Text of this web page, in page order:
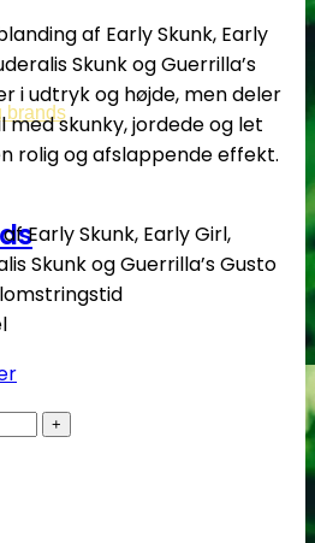
brands
af Early Skunk, Early
Skunk og Guerrilla’s
i udtryk og højde, men deler
skunky, jordede og let
rolig og afslappende effekt.
Early Skunk, Early Girl,
Skunk og Guerrilla’s Gusto